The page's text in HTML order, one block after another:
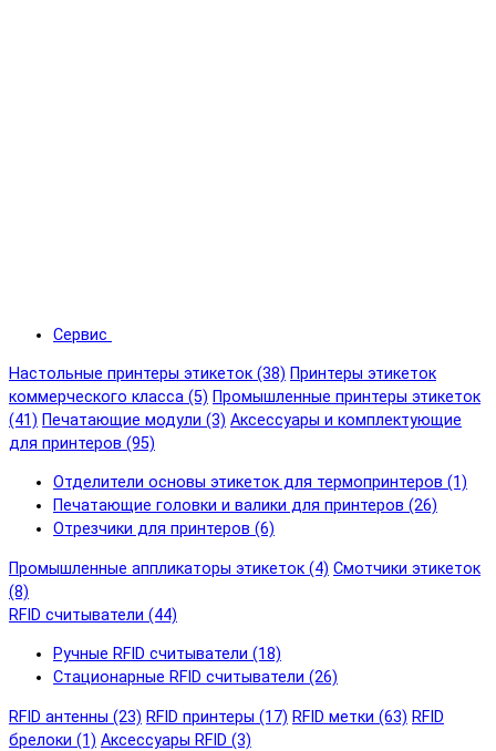
Сервис
Настольные принтеры этикеток (38) Принтеры этикеток
коммерческого класса (5) Промышленные принтеры этикеток
(41) Печатающие модули (3) Аксессуары и комплектующие
для принтеров (95)
Отделители основы этикеток для термопринтеров (1)
Печатающие головки и валики для принтеров (26)
Отрезчики для принтеров (6)
Промышленные аппликаторы этикеток (4) Смотчики этикеток
(8)
RFID cчитыватели (44)
Ручные RFID cчитыватели (18)
Стационарные RFID cчитыватели (26)
RFID антенны (23) RFID принтеры (17) RFID метки (63) RFID
брелоки (1) Аксессуары RFID (3)